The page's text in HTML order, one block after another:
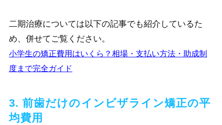
二期治療については以下の記事でも紹介しているた
め、併せてご覧ください。
小学生の矯正費用はいくら？相場・支払い方法・助成制
度まで完全ガイド
3. 前歯だけのインビザライン矯正の平
均費用